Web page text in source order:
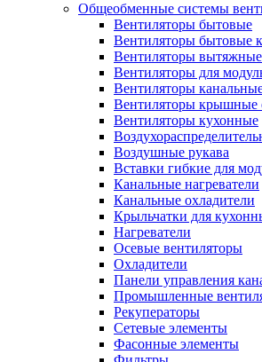
Общеобменные системы
Вентиляторы бытовые
Вентиляторы бытовые
Вентиляторы
Вентиляторы для
Вентиляторы
Вентиляторы крышные
Вентиляторы кухонные
Воздушные рукава
Вставки гибкие для
Канальные нагреватели
Канальные охладители
Крыльчатки для
Нагреватели
Осевые вентиляторы
Охладители
Панели управления
Промышленные
Рекуператоры
Сетевые элементы
Фасонные элементы